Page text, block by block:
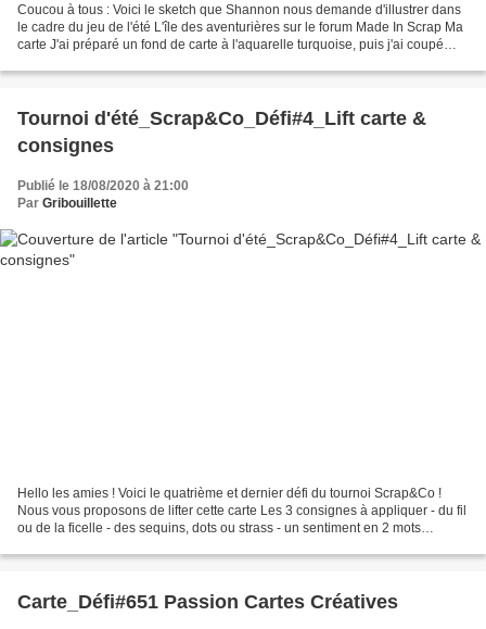
Coucou à tous : Voici le sketch que Shannon nous demande d'illustrer dans
le cadre du jeu de l'été L'île des aventurières sur le forum Made In Scrap Ma
carte J'ai préparé un fond de carte à l'aquarelle turquoise, puis j'ai coupé
Tournoi d'été_Scrap&Co_Défi#4_Lift carte &
consignes
Publié le 18/08/2020 à 21:00
Par Gribouillette
Hello les amies ! Voici le quatrième et dernier défi du tournoi Scrap&Co !
Nous vous proposons de lifter cette carte Les 3 consignes à appliquer - du fil
ou de la ficelle - des sequins, dots ou strass - un sentiment en 2 mots
Carte_Défi#651 Passion Cartes Créatives